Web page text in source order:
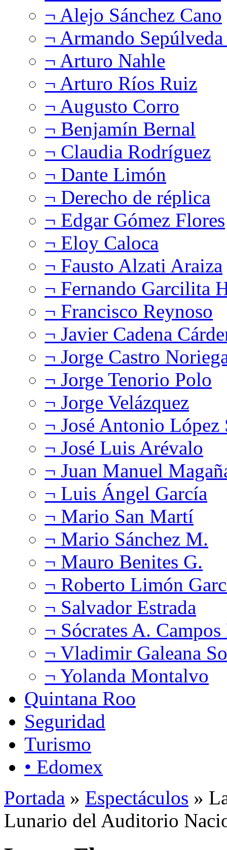
¬ Alejo Sánchez Cano
¬ Armando
¬ Arturo Nahle
¬ Arturo Ríos Ruiz
¬ Augusto Corro
¬ Benjamín Bernal
¬ Claudia Rodríguez
¬ Dante Limón
¬ Derecho de réplica
¬ Edgar Gómez Flores
¬ Eloy Caloca
¬ Fausto Alzati Araiza
¬ Fernando Garcilita
¬ Francisco Reynoso
¬ Javier Cadena
¬ Jorge Castro
¬ Jorge Tenorio Polo
¬ Jorge Velázquez
¬ José Antonio López
¬ José Luis Arévalo
¬ Juan Manuel
¬ Luis Ángel García
¬ Mario San Martí
¬ Mario Sánchez M.
¬ Mauro Benites G.
¬ Roberto Limón
¬ Salvador Estrada
¬ Sócrates A.
¬ Vladimir Galeana
¬ Yolanda Montalvo
Quintana Roo
Seguridad
Turismo
• Edomex
Portada » Espectáculos »
Lunario del Auditorio